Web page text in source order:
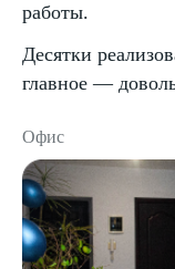
работы.
Десятки
главное —
Офис